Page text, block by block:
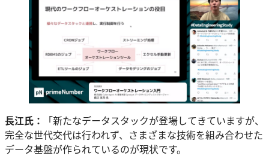
長江氏：
「新たなデータスタックが登場してきていますが、
完全な世代交代は行われず、さまざまな技術を組み合わせた
データ基盤が作られているのが現状です。